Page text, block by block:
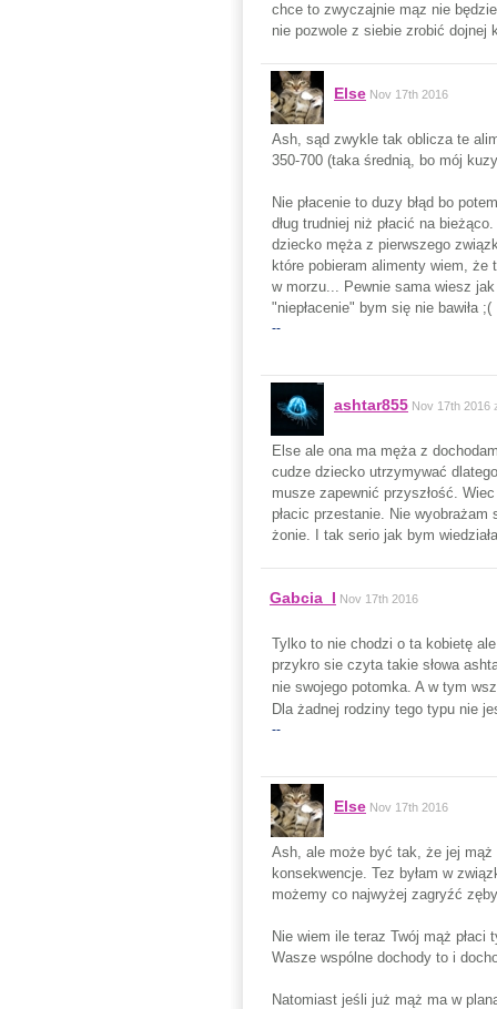
chce to zwyczajnie mąz nie
nie pozwole z siebie zrobić dojnej
Else Nov 17th 2016
Ash, sąd zwykle tak oblicza te
350-700 (taka średnią, bo mój
Nie płacenie to duzy błąd bo
dług trudniej niż płacić na
dziecko męża z pierwszego
które pobieram alimenty wiem,
w morzu... Pewnie sama wiesz
"niepłacenie" bym się nie bawiła ;(
--
ashtar855 Nov 17th 2016
Else ale ona ma męża z
cudze dziecko utrzymywać
musze zapewnić przyszłość.
płacic przestanie. Nie
żonie. I tak serio jak bym
Gabcia_I Nov 17th 2016
Tylko to nie chodzi o ta kobietę
przykro sie czyta takie słowa
nie swojego potomka. A w tym
Dla żadnej rodziny tego typu nie
--
Else Nov 17th 2016
Ash, ale może być tak, że jej
konsekwencje. Tez byłam w
możemy co najwyżej zagryźć
Nie wiem ile teraz Twój mąż
Wasze wspólne dochody to i
Natomiast jeśli już mąż ma w